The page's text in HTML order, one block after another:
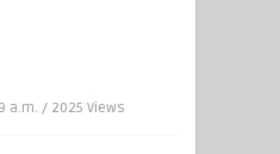
a.m. / 2025 Views